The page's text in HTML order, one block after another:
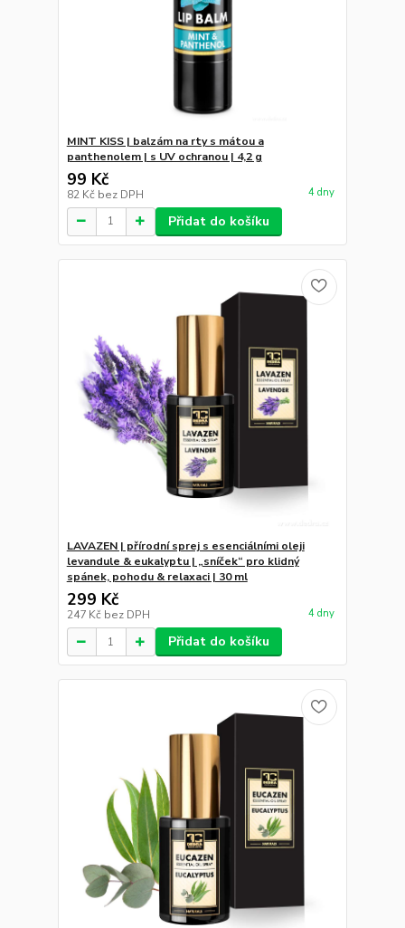
MINT KISS | balzám na rty s mátou a
panthenolem | s UV ochranou | 4,2 g
99 Kč
82 Kč bez DPH 4 dny
Přidat do košíku
LAVAZEN | přírodní sprej s esenciálními oleji
levandule & eukalyptu | „sníček“ pro klidný
spánek, pohodu & relaxaci | 30 ml
299 Kč
247 Kč bez DPH 4 dny
Přidat do košíku